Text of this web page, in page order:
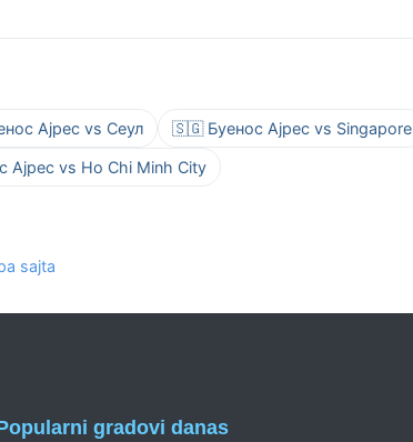
Ајрес vs Сеул 🇸🇬 Буенос Ајрес vs Singapore
vs Ho Chi Minh City
sajta
gradovi danas